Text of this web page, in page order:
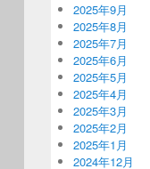
2025年9月
2025年8月
2025年7月
2025年6月
2025年5月
2025年4月
2025年3月
2025年2月
2025年1月
2024年12月